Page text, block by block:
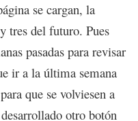
se cargan, la
tres del futuro. Pues
pasadas para revisar
ir a la última semana
que se volviesen a
otro botón